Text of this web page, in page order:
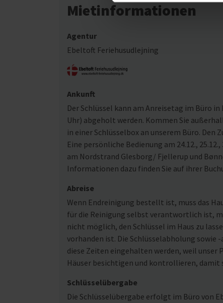
Mietinformationen
Agentur
Ebeltoft Feriehusudlejning
Ankunft
Der Schlüssel kann am Anreisetag im Büro
Uhr) abgeholt werden. Kommen Sie
in einer Schlüsselbox an unserem Büro. Den
Eine persönliche Bedienung am 24.12.,
am Nordstrand Glesborg/ Fjellerup und
Informationen dazu finden Sie auf ihrer
Abreise
Wenn Endreinigung bestellt ist, muss das
für die Reinigung selbst verantwortlich ist,
nicht möglich, den Schlüssel im Haus zu
vorhanden ist. Die Schlüsselabholung
diese Zeiten eingehalten werden, weil unser
Häuser besichtigen und kontrollieren, damit
Schlüsselübergabe
Die Schlüsselübergabe erfolgt im Büro von